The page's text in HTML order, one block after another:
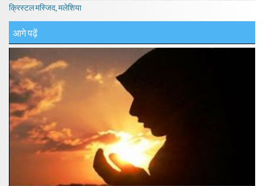
क्रिस्टल मस्जिद, मलेशिया
आगे पढ़ें